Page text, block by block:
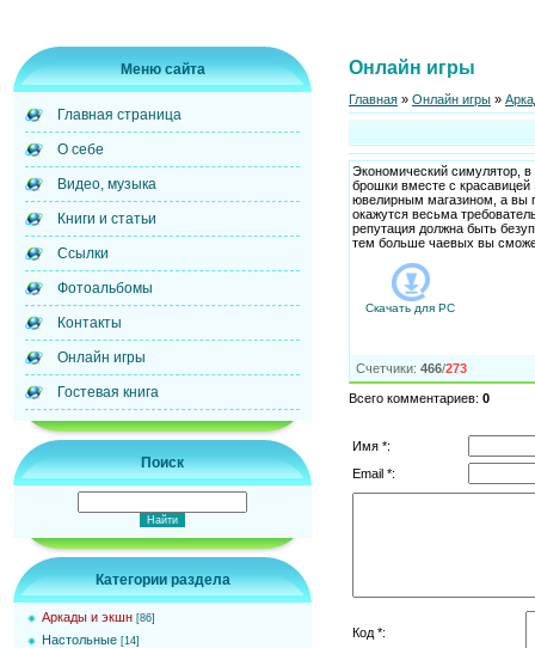
Меню сайта
Главная страница
О себе
Видео, музыка
Книги и статьи
Ссылки
Фотоальбомы
Контакты
Онлайн игры
Гостевая книга
Поиск
Категории раздела
Аркады и экшн [86]
Настольные [14]
Онлайн игры
Главная » Онлайн игры »
Экономический симулятор,
брошки вместе с
ювелирным магазином, а вы
окажутся весьма
репутация должна быть
тем больше чаевых вы
Скачать для PC
Счетчики: 466/273
Всего комментариев: 0
Имя *:
Email *:
Код *: